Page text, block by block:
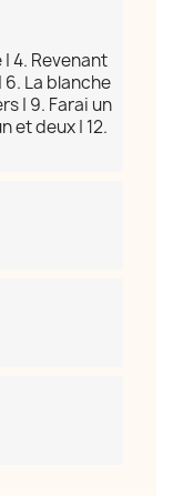
| 4. Revenant
6. La blanche
| 9. Farai un
et deux | 12.